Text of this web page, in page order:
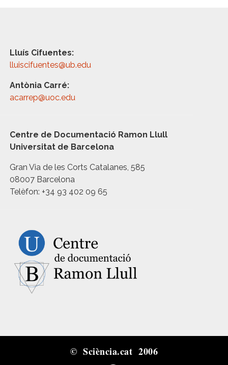
Lluís Cifuentes:
lluiscifuentes@ub.edu
Antònia Carré:
acarrep@uoc.edu
Centre de Documentació Ramon Llull
Universitat de Barcelona
Gran Via de les Corts Catalanes, 585
08007 Barcelona
Telèfon: +34 93 402 09 65
© Sciència.cat 2006